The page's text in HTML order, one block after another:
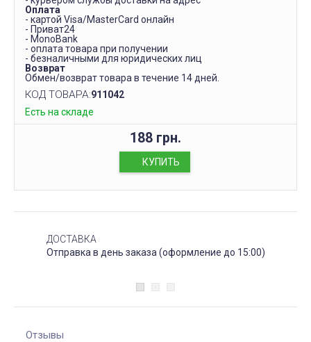
Оплата
- картой Visa/MasterCard онлайн
- Приват24
- MonoBank
- оплата товара при получении
- безналичными для юридических лиц
Возврат
Обмен/возврат товара в течение 14 дней.
КОД ТОВАРА:911042
Есть на складе
188 грн.
КУПИТЬ
ДОСТАВКА
Отправка в день заказа (оформление до 15:00)
Отзывы